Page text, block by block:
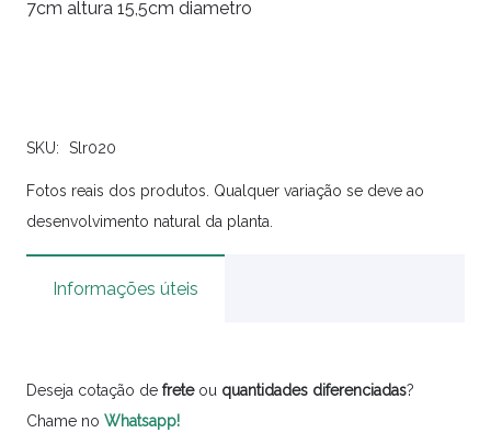
7cm altura 15,5cm diametro
SKU: Slr020
Fotos reais dos produtos. Qualquer variação se deve ao
desenvolvimento natural da planta.
Informações úteis
Deseja cotação de freteou quantidades diferenciadas?
Chame no Whatsapp!